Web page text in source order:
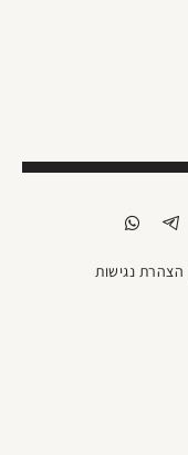
הצהרת נגישות